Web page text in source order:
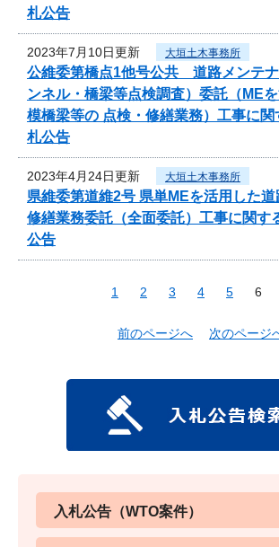
札公告
2023年7月10日更新 大垣土木事務所
公維委第橋点1他号公共 道路メンテナ
ンネル・橋梁等点検調査）委託（ME
模橋梁等の 点検・修繕業務）工事に関
札公告
2023年4月24日更新 大垣土木事務所
県維委第道維2号 県単MEを活用した
修繕業務委託（全面委託）工事に関す
公告
1 2 3 4 5 6
前のページへ 次のページ
入札公告（WTO案件）